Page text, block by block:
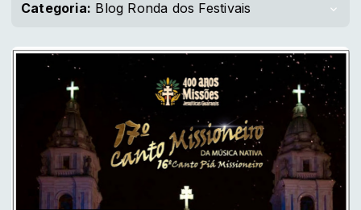
Categoria: Blog Ronda dos Festivais